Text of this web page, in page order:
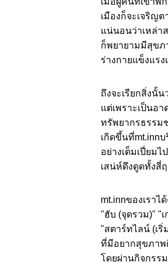
เมืองก็จะเจริญ
แน่นอนว่าเหล่า
ก็พยายามมีสุขภ
ร่างกายแข็งแร
ถึงจะเรียกสิ่งนั้
แต่เพราะเป็นอ
ทรัพยากรธรรม
เกิดขึ้นที่mt.inn
อย่างเต็มเปี่ยมไ
เสน่ห์ดึงดูดทั้งสี่
mt.innของเราไ
"ฮับ (จุดรวม)" "เ
"สตาร์ทไลน์ (เ
ที่มีอยากสุขภาพ
โดยผ่านกิจกรร